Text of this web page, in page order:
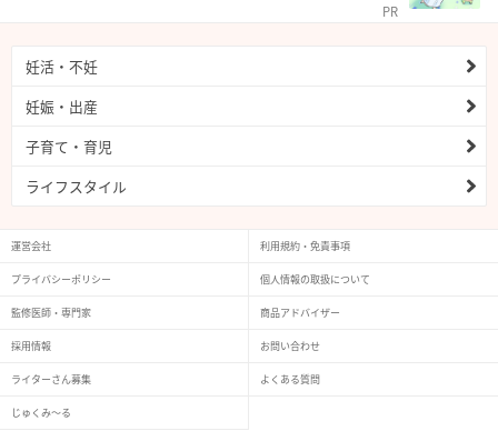
PR
妊活・不妊
妊娠・出産
子育て・育児
ライフスタイル
運営会社 利用規約・免責事項
プライバシーポリシー 個人情報の取扱について
監修医師・専門家 商品アドバイザー
採用情報 お問い合わせ
ライターさん募集 よくある質問
じゅくみ〜る